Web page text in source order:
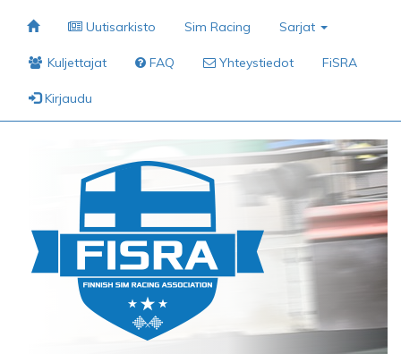
Uutisarkisto Sim Racing Sarjat
Kuljettajat FAQ Yhteystiedot FiSRA
Kirjaudu